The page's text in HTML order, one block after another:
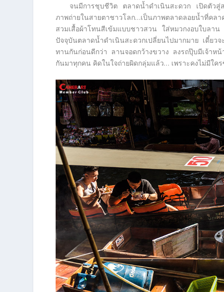
จนมีการชุบชีวิต ตลาดน้ำดำเนินสะดวก เปิดตัวสู่
ภาพถ่ายในสายตาชาวโลก…เป็นภาพตลาดลอยน้ำที่คล
สวมเสื้อผ้าโทนสีเข้มแบบชาวสวน ใส่หมวกงอบใบลาน
ปัจจุบันตลาดน้ำดำเนินสะดวกเปลี่ยนไปมากมาย เดี๋ยว
ทานกันก่อนดีกว่า ลานจอดกว้างขวาง ลงรถปุ๊บมีเจ้าห
กันมาทุกคน คิดในใจถ่ายผิดกลุ่มแล้ว… เพราะคงไม่มีใค